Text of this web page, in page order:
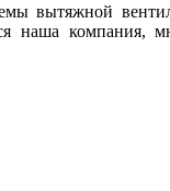
вытяжной
наша